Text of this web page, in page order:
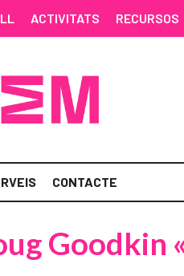
ACTIVITATS RECURSOS
CONTACTE
Goodkin